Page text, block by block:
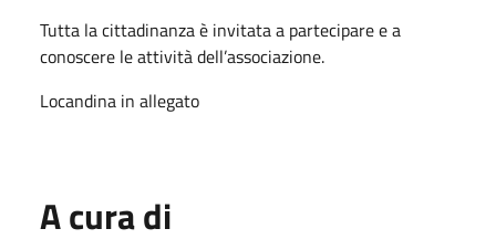
Tutta la cittadinanza è invitata a partecipare e a
conoscere le attività dell’associazione.
Locandina in allegato
A cura di